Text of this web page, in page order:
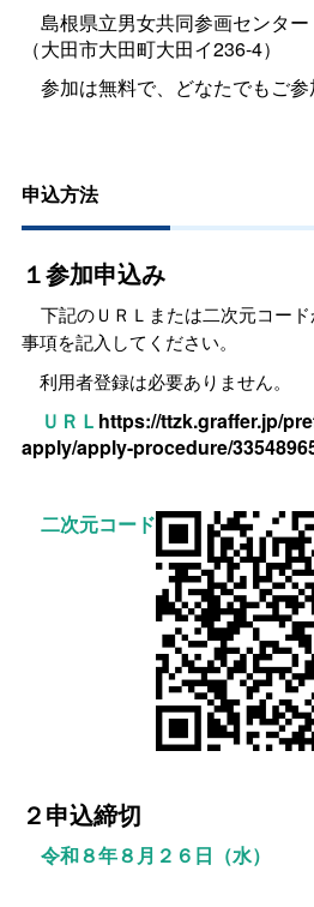
島根県立男女共同参画センタ
（大田市大田町大田イ236-4）
参加は無料で、どなたでもご参
申込方法
１参加申込み
下記のＵＲＬまたは二次元コード
事項を記入してください。
利用者登録は必要ありません。
ＵＲＬ https://ttzk.graffer.jp/
apply/apply-procedure/
二次元コード
２申込締切
令和８年８月２６日（水）